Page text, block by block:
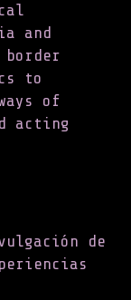
and
to
of
acting
de